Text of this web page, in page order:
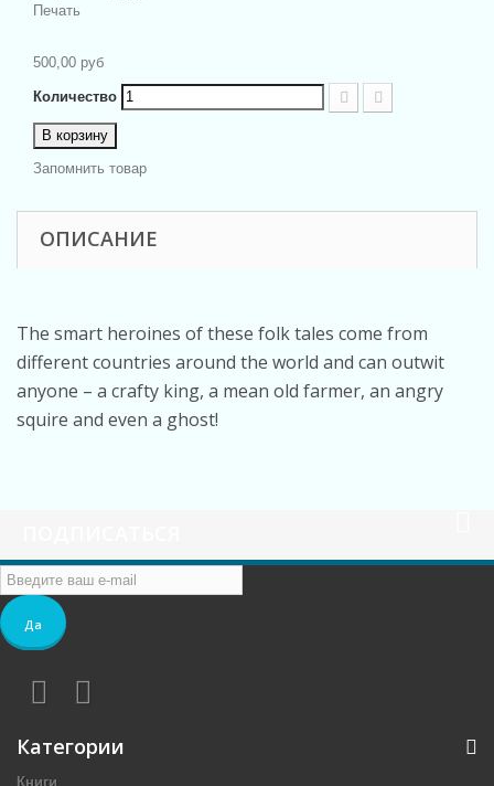
Печать
500,00 руб
Количество
В корзину
Запомнить товар
ОПИСАНИЕ
The smart heroines of these folk tales come from
different countries around the world and can outwit
anyone – a crafty king, a mean old farmer, an angry
squire and even a ghost!
Да
Категории
Книги